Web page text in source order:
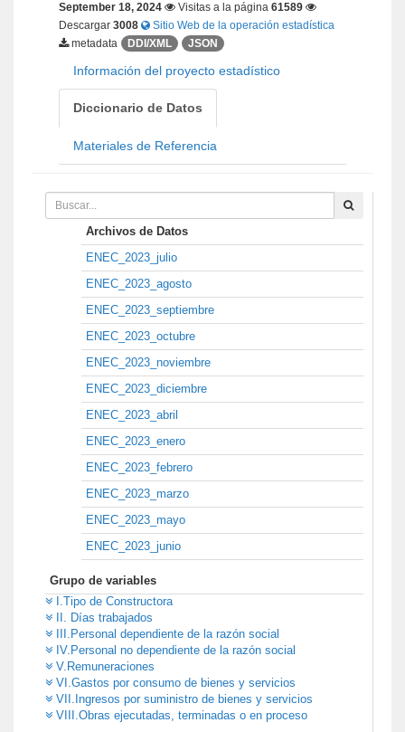
September 18, 2024
Visitas a la página 61589
Descargar 3008
Sitio Web de la operación estadística
metadata
DDI/XML JSON
Información del proyecto estadístico
Diccionario de Datos
Materiales de Referencia
Archivos de Datos
ENEC_2023_julio
ENEC_2023_agosto
ENEC_2023_septiembre
ENEC_2023_octubre
ENEC_2023_noviembre
ENEC_2023_diciembre
ENEC_2023_abril
ENEC_2023_enero
ENEC_2023_febrero
ENEC_2023_marzo
ENEC_2023_mayo
ENEC_2023_junio
Grupo de variables
I.Tipo de Constructora
II. Días trabajados
III.Personal dependiente de la razón social
IV.Personal no dependiente de la razón social
V.Remuneraciones
VI.Gastos por consumo de bienes y servicios
VII.Ingresos por suministro de bienes y servicios
VIII.Obras ejecutadas, terminadas o en proceso